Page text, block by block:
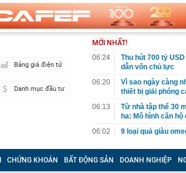
Bảng giá điện tử
Danh mục đầu tư
MỚI NHẤT!
06:24
Thu hút 700 tỷ
dẫn vốn chủ lực
06:20
Vì sao ngày càng
thiết bị giải phóng
06:13
Từ nhà tập thể 30
ha: Mô hình căn
06:02
9 loại quả giàu
06:01
Trồng loại quả
bất ngờ trúng lớn,
CHỨNG KHOÁN BẤT ĐỘNG SẢN DOANH NGHIỆP